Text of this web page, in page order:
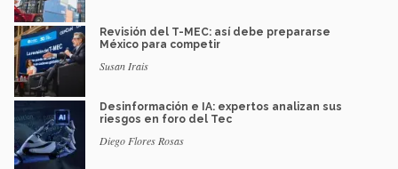
Revisión del T-MEC: así debe prepararse
México para competir
Susan Irais
Desinformación e IA: expertos analizan sus
riesgos en foro del Tec
Diego Flores Rosas